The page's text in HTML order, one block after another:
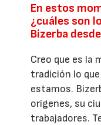
En estos
¿cuáles son
Bizerba
Creo que es la
tradición lo
estamos.
orígenes, su
trabajadores.